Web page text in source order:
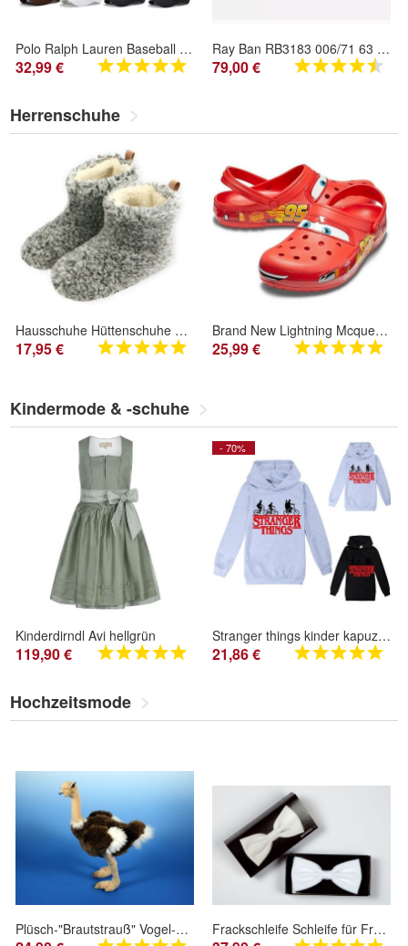
Polo Ralph Lauren Baseball cape Baseballmütze Baseballkappe Geschenk
32,99 €
Ray Ban RB3183 006/71 63 15 3N
79,00 €
Herrenschuhe
Hausschuhe Hüttenschuhe Lammfell Schafwolle Schaffell Wildleder Grau Gr.35-48
17,95 €
Brand New Lightning Mcqueen Clog Cars Size Men Women Fast Ship
25,99 €
Kindermode & -schuhe
Kinderdirndl Avi hellgrün
119,90 €
- 70%
Stranger things kinder kapuzenpullover bedrucktes sweatshirt Junge madchen lassiger
21,86 €
Hochzeitsmode
Plüsch-"Brautstrauß" Vogel-Strauss Plüschtier Stofftier ca. 33cm Frackschleife Schleife für Frackhemd Gesellschaftsschleife weis Frack